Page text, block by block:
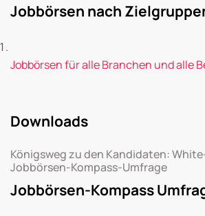
Jobbörsen nach
Jobbörsen für alle Branchen und alle
Downloads
Königsweg zu den Kandidaten:
Jobbörsen-Kompass-Umfrage
Jobbörsen-Kompass